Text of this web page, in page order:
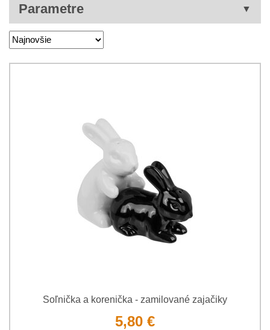
Parametre
Soľnička a korenička - zamilované zajačiky
5,80 €